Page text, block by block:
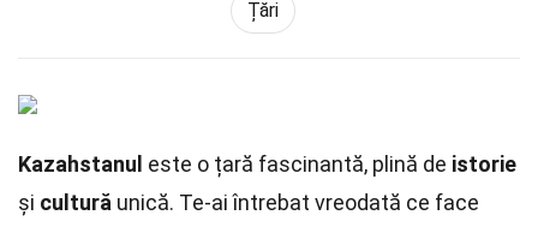
Țări
Kazahstanul este o țară fascinantă, plină de istorie
și cultură unică. Te-ai întrebat vreodată ce face